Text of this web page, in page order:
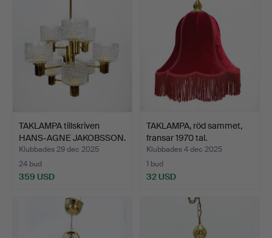
TAKLAMPA tillskriven
HANS-AGNE JAKOBSSON.
…
Klubbades 29 dec 2025
24 bud
359 USD
TAKLAMPA, röd sammet,
fransar 1970 tal.
Klubbades 4 dec 2025
1 bud
32 USD